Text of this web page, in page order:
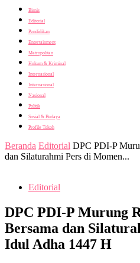
Bisnis
Editorial
Pendidikan
Entertainment
Metropolitan
Hukum & Kriminal
Internasional
Internasional
Nasional
Politik
Sosial & Budaya
Profile Tokoh
Beranda Editorial DPC PDI-P
dan Silaturahmi Pers di Momen...
Editorial
DPC PDI-P Murung
Bersama dan
Idul Adha 1447 H